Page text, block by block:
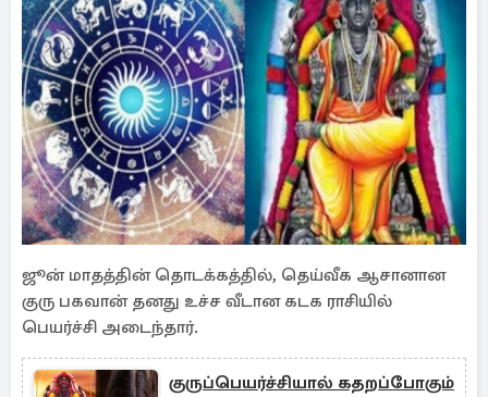
ஜூன் மாதத்தின் தொடக்கத்தில், தெய்வீக ஆசானான
குரு பகவான் தனது உச்ச வீடான கடக ராசியில்
பெயர்ச்சி அடைந்தார்.
குருப்பெயர்ச்சியால் கதறப்போகும்